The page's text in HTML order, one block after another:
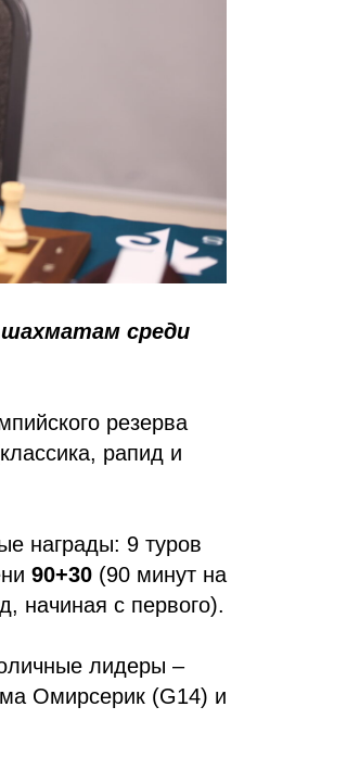
шахматам среди
резерва
рапид и
награды: 9 туров
90+30 (90 минут на
начиная с первого).
лидеры –
Омирсерик (G14) и